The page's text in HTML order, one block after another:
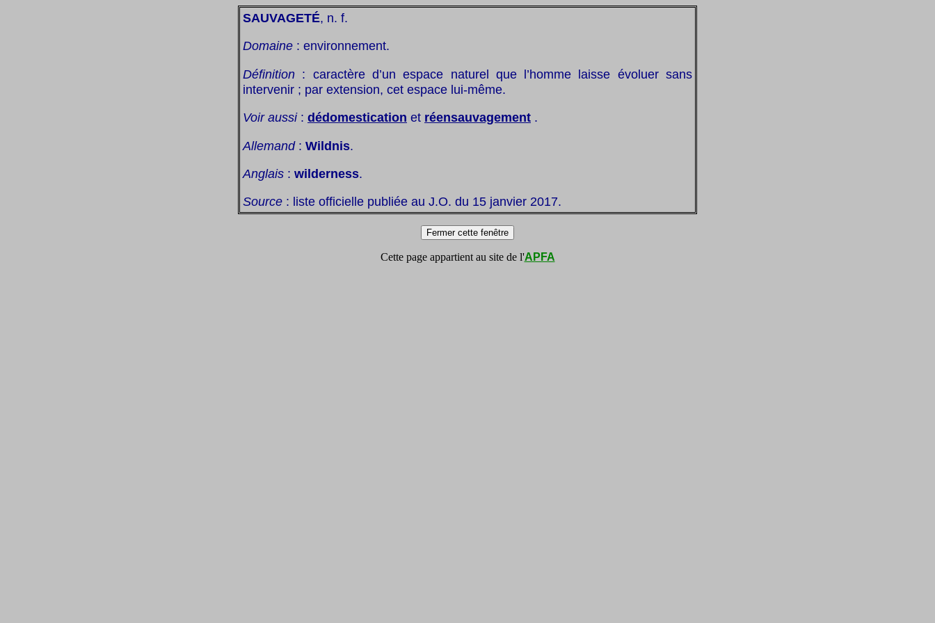
SAUVAGETÉ, n. f.
Domaine : environnement.
Définition : caractère d’un espace naturel que l’homme laisse évoluer sans
intervenir ; par extension, cet espace lui-même.
Voir aussi: dédomestication et réensauvagement .
Allemand: Wildnis.
Anglais : wilderness.
Source : liste officielle publiée au J.O. du 15 janvier 2017.
Cette page appartient au site de l'APFA